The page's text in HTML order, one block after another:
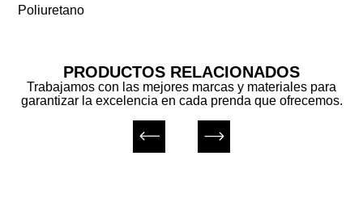
Poliuretano
PRODUCTOS RELACIONADOS
Trabajamos con las mejores marcas y materiales para
garantizar la excelencia en cada prenda que ofrecemos.